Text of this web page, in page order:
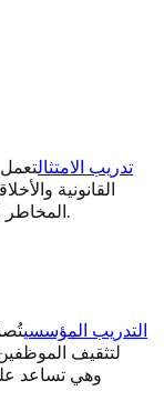
تدريب الامتثالتعمل
القانونية
المخاطر وضمان التزام الموظفين بالسياسات المطلوبة.
التدريب المؤسسي
لتثقيف
وهي تساعد